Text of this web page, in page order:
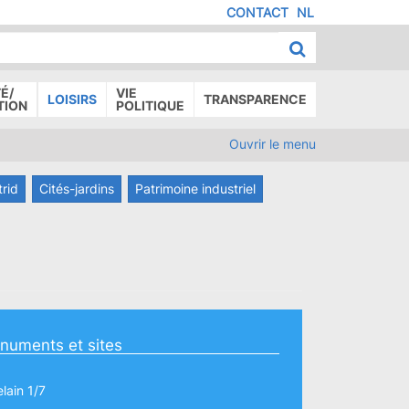
NL
CONTACT
LOISIRS
VIE
POLITIQUE
TRANSPARENCE
Ouvrir le menu
Cités-jardins Patrimoine industriel
et sites
1/7